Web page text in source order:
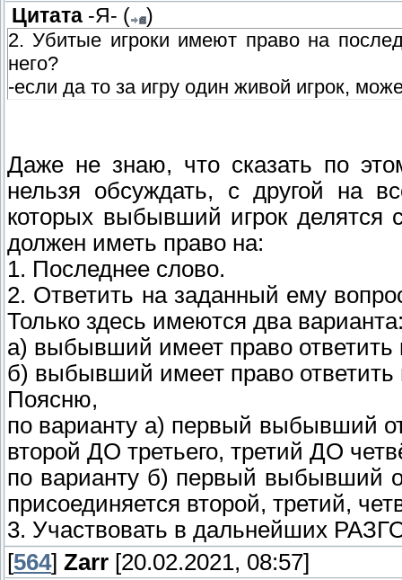
Цитата -Я- (
)
2. Убитые игроки имеют право на
него?
-если да то за игру один живой игрок,
Даже не знаю, что сказать по
нельзя обсуждать, с другой на
которых выбывший игрок
должен иметь право на:
1. Последнее слово.
2. Ответить на заданный ему
Только здесь имеются два
а) выбывший имеет право ответить
б) выбывший имеет право ответить
Поясню,
по варианту а) первый выбывший
второй ДО третьего, третий ДО
по варианту б) первый выбывший
присоединяется второй, третий,
3. Участвовать в дальнейших
[564] Zarr [20.02.2021, 08:57]